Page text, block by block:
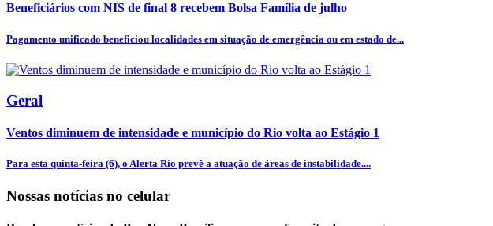
Beneficiários com NIS de final 8 recebem Bolsa Família de julho
Pagamento unificado beneficiou localidades em situação de emergência ou em estado de...
Geral
Ventos diminuem de intensidade e município do Rio volta ao Estágio 1
Para esta quinta-feira (6), o Alerta Rio prevê a atuação de áreas de instabilidade....
Nossas notícias no celular